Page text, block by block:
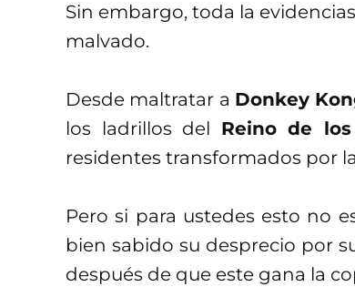
Sin embargo, toda la
malvado.
Desde maltratar a Donkey
los ladrillos del Reino de
residentes transformados por
Pero si para ustedes esto no
bien sabido su desprecio por
después de que este gana la